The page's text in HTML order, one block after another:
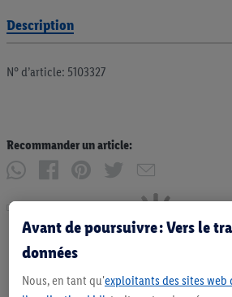
Description
N° d’article: 5103327
Recommander un article:
Avant de poursuivre : Vers le
données
Nous, en tant qu'exploitants des sites web